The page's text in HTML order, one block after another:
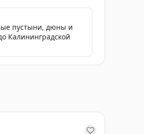
пустыни, дюны и
Калининградской